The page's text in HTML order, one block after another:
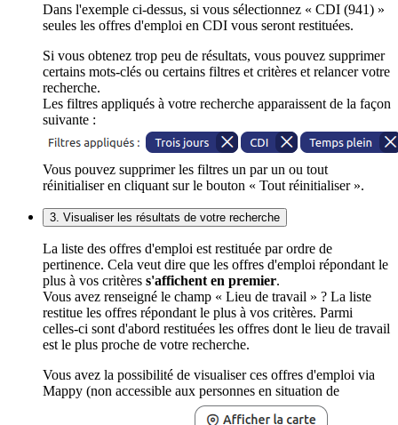
Dans l'exemple ci-dessus, si vous sélectionnez « CDI (941) »
seules les offres d'emploi en CDI vous seront restituées.
Si vous obtenez trop peu de résultats, vous pouvez supprimer
certains mots-clés ou certains filtres et critères et relancer votre
recherche.
Les filtres appliqués à votre recherche apparaissent de la façon
suivante :
Vous pouvez supprimer les filtres un par un ou tout
réinitialiser en cliquant sur le bouton « Tout réinitialiser ».
3. Visualiser les résultats de votre recherche
La liste des offres d'emploi est restituée par ordre de
pertinence. Cela veut dire que les offres d'emploi répondant le
plus à vos critères s'affichent en premier.
Vous avez renseigné le champ « Lieu de travail » ? La liste
restitue les offres répondant le plus à vos critères. Parmi
celles-ci sont d'abord restituées les offres dont le lieu de travail
est le plus proche de votre recherche.
Vous avez la possibilité de visualiser ces offres d'emploi via
Mappy (non accessible aux personnes en situation de